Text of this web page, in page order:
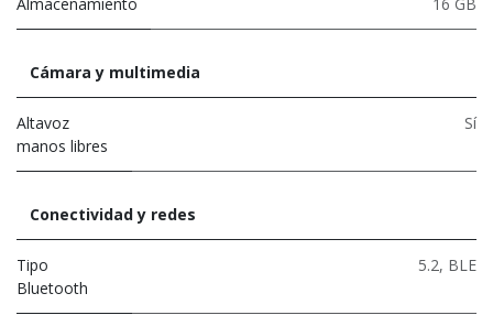
Cámara y multimedia
Altavoz
manos libres
Sí
Conectividad y redes
Tipo
Bluetooth
5.2, BLE